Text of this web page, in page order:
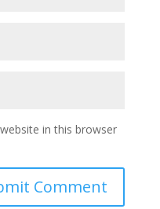
in this browser